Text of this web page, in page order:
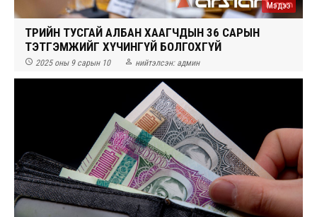
Мэдээ
ТӨРИЙН ТУСГАЙ АЛБАН ХААГЧДЫН 36 САРЫН
ТЭТГЭМЖИЙГ ХҮЧИНГҮЙ БОЛГОХГҮЙ
 2025 оны 9 сарын 10  нийтэлсэн: админ